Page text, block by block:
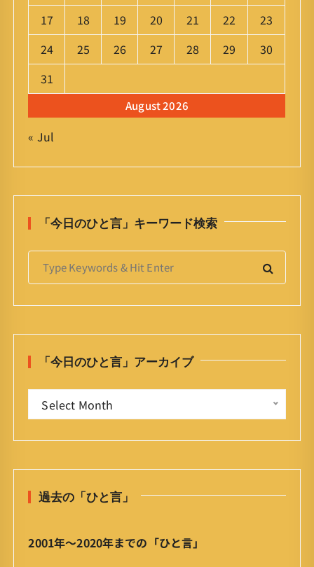
August 2026
17
18 19 20 21 22
23
24
25 26 27 28 29
30
31
« Jul
「今日のひと言」キーワード検索
S
r
:
「今日のひと言」アーカイブ
ひ
言
ア
Select Month
過去の「ひと言」
2001年〜2020年までの「ひと言」